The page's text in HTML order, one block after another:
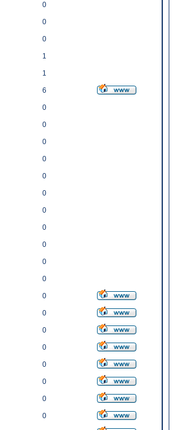
0
0
0
1
1
6
0
0
0
0
0
0
0
0
0
0
0
0
0
0
0
0
0
0
0